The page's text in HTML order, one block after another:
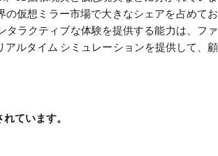
の仮想ミラー市場で大きなシェアを占めてお
タラクティブな体験を提供する能力は、ファ
ルタイム シミュレーションを提供して、顧
ています。